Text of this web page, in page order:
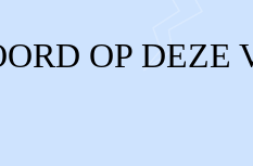
OP DEZE